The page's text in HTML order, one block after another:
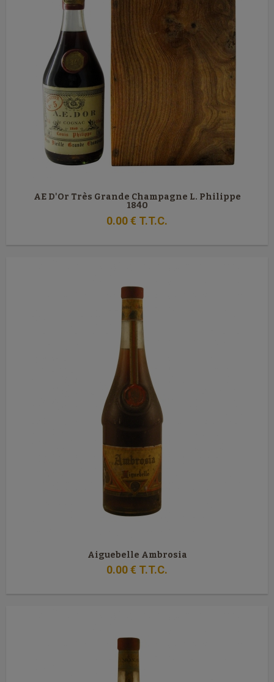
AE D'Or Très Grande Champagne L. Philippe
1840
0.00€ T.T.C.
Aiguebelle Ambrosia
0.00€ T.T.C.